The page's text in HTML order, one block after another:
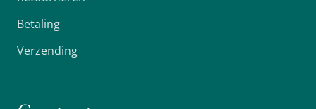
Betaling
Verzending